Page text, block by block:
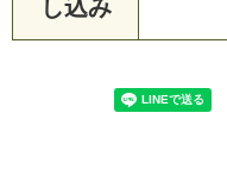
し込み